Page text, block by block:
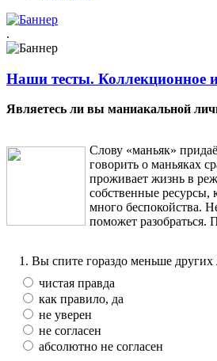
.
Наши тесты. Коллекционное
Являетесь ли вы маниакальной
Слову «маньяк»
говорить о маньяках
проживает жизнь в
собственные
много беспокойства.
поможет разобраться.
1. Вы спите гораздо меньше других
чистая правда
как правило, да
не уверен
не согласен
абсолютно не согласен